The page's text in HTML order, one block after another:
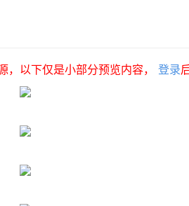
，以下仅是小部分预览内容， 登录